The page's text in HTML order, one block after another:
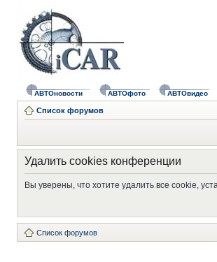
АВТОновости АВТОфото АВТОвидео
Список форумов
Удалить cookies конференции
Вы уверены, что хотите удалить все cookie,
Список форумов